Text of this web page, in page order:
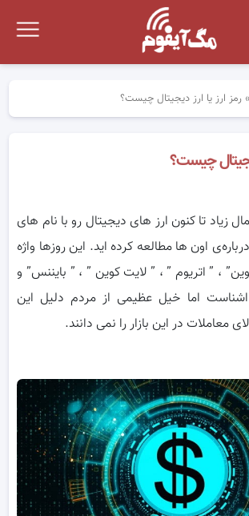
»رمز ارز یا ارز دیجیتال چیست؟
چیست؟
زیاد تا کنون ارز های دیجیتال رو با نام های
اون ها مطالعه کرده اید. این روزها واژه
، ” اتریوم ” ، ” لایت کوین ” ، ” بایننس” و
اما خیل عظیمی از مردم دلیل این
معاملات در این بازار را نمی دانند.